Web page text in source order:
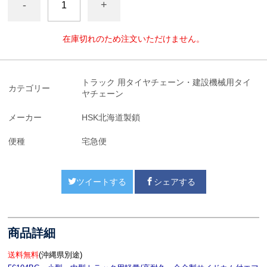
- +
在庫切れのため注文いただけません。
カテゴリー
トラック 用タイヤチェーン・建設機械用タイ
ヤチェーン
メーカー HSK北海道製鎖
便種 宅急便
ツイートする シェアする
商品詳細
送料無料(沖縄県別途)